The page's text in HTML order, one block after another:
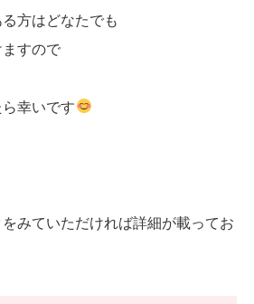
方はどなたでも
すので
幸いです
みていただければ詳細が載ってお